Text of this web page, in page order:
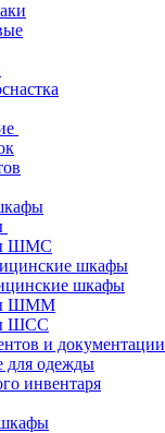
ШМС
шкафы
шкафы
ШММ
ШСС
и документации
одежды
инвентаря